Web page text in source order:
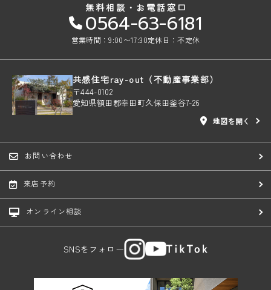
無料相談・お電話窓口
0564-63-6181
営業時間：9:00〜17:30定休日：不定休
共感住宅ray-out（不動産事業部）
〒444-0102
愛知県額田郡幸田町久保田釜谷7-26
地図を開く
お問い合わせ
来店予約
オンライン相談
SNSをフォロー